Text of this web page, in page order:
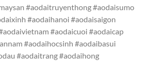
#aodaitruyenthong #aodaisumo
#aodaihanoi #aodaisaigon
#aodaicuoi #aodaicap
#aodaihocsinh #aodaibasui
#aodaitrang #aodaihong